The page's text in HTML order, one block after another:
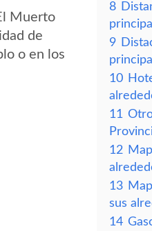
Muerto
de
o en los
8
9
10
11
12
13
sus
14